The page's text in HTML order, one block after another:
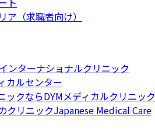
（求職者向け）
ンターナショナルクリニック
カルセンター
クならDYMメディカルクリニック
クリニックJapanese Medical Care